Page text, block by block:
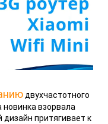
двухчастотного
новинка взорвала
притягивает к